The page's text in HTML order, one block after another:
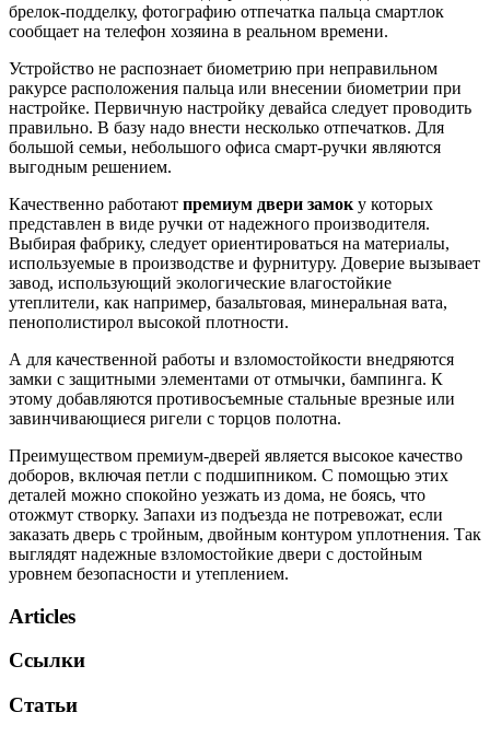
брелок-подделку, фотографию отпечатка пальца смартлок
сообщает на телефон хозяина в реальном времени.
Устройство не распознает биометрию при неправильном
ракурсе расположения пальца или внесении биометрии при
настройке. Первичную настройку девайса следует проводить
правильно. В базу надо внести несколько отпечатков. Для
большой семьи, небольшого офиса смарт-ручки являются
выгодным решением.
Качественно работают премиум двери замок у которых
представлен в виде ручки от надежного производителя.
Выбирая фабрику, следует ориентироваться на материалы,
используемые в производстве и фурнитуру. Доверие вызывает
завод, использующий экологические влагостойкие
утеплители, как например, базальтовая, минеральная вата,
пенополистирол высокой плотности.
А для качественной работы и взломостойкости внедряются
замки с защитными элементами от отмычки, бампинга. К
этому добавляются противосъемные стальные врезные или
завинчивающиеся ригели с торцов полотна.
Преимуществом премиум-дверей является высокое качество
доборов, включая петли с подшипником. С помощью этих
деталей можно спокойно уезжать из дома, не боясь, что
отожмут створку. Запахи из подъезда не потревожат, если
заказать дверь с тройным, двойным контуром уплотнения. Так
выглядят надежные взломостойкие двери с достойным
уровнем безопасности и утеплением.
Articles
Ссылки
Статьи